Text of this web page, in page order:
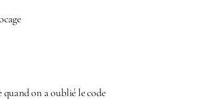
on a oublié le code